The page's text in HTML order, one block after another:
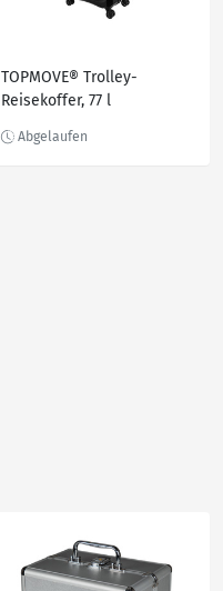
TOPMOVE® Trolley-
Reisekoffer, 77 l